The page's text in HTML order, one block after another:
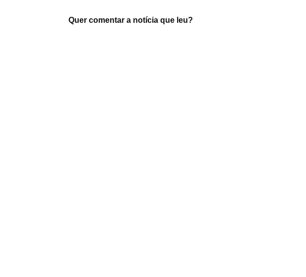
Quer comentar a notícia que leu?